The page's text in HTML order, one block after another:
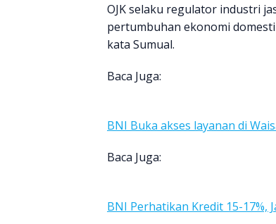
OJK selaku regulator industri
pertumbuhan ekonomi
kata Sumual.
Baca Juga:
BNI Buka akses layanan di
Baca Juga:
BNI Perhatikan Kredit 15-17%,